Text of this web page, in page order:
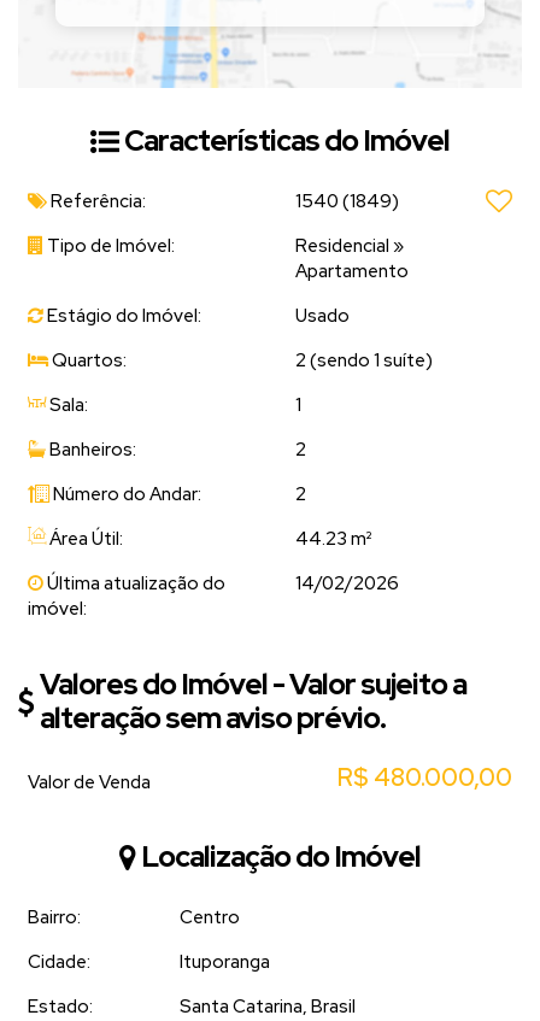
Características do Imóvel
Referência: 1540 (1849)
Tipo de Imóvel:
Residencial »
Apartamento
Estágio do Imóvel:
Usado
Quartos:
2 (sendo 1 suíte)
Sala:
1
Banheiros:
2
Número do Andar:
2
Área Útil:
44.23 m²
Última atualização do
imóvel:
14/02/2026
Valores do Imóvel - Valor sujeito a
alteração sem aviso prévio.
R$ 480.000,00
Valor de Venda
Localização do Imóvel
Bairro:
Centro
Cidade:
Ituporanga
Estado:
Santa Catarina, Brasil